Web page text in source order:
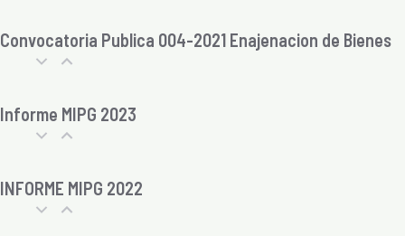
Convocatoria Publica 004-2021 Enajenacion de Bienes
Informe MIPG 2023
INFORME MIPG 2022